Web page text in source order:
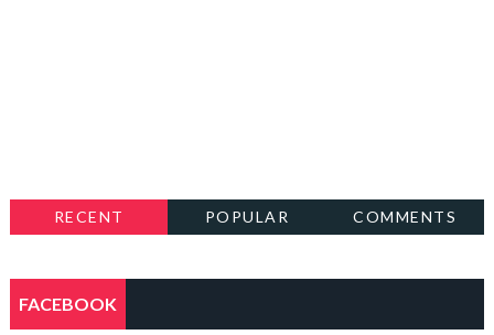
RECENT POPULAR COMMENTS
FACEBOOK